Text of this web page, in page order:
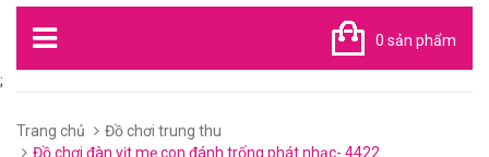
0 sản phẩm
;
Trang chủ
Đồ chơi trung thu
Đồ chơi đàn vịt mẹ con đánh trống phát nhạc- 4422